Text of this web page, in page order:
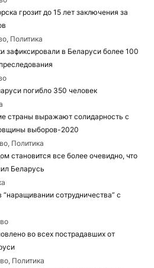
грозит до 15 лет заключения за
Политика
зафиксировали в Беларуси более 100
погибло 350 человек
страны выражают солидарность с
выборов-2020
Политика
становится все более очевидно, что
Беларусь
сотрудничества” с
во всех пострадавших от
Политика